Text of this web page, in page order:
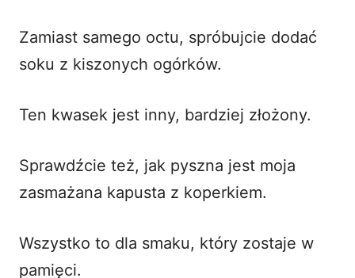
Zamiast samego octu, spróbujcie dodać
soku z kiszonych ogórków.
Ten kwasek jest inny, bardziej złożony.
Sprawdźcie też, jak pyszna jest moja
zasmażana kapusta z koperkiem.
Wszystko to dla smaku, który zostaje w
pamięci.